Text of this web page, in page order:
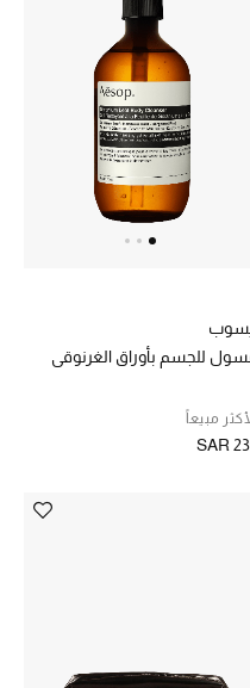
أساسية راقية
للجسم بأوراق الغرنوقي
الأكثر مبيعاً
SAR